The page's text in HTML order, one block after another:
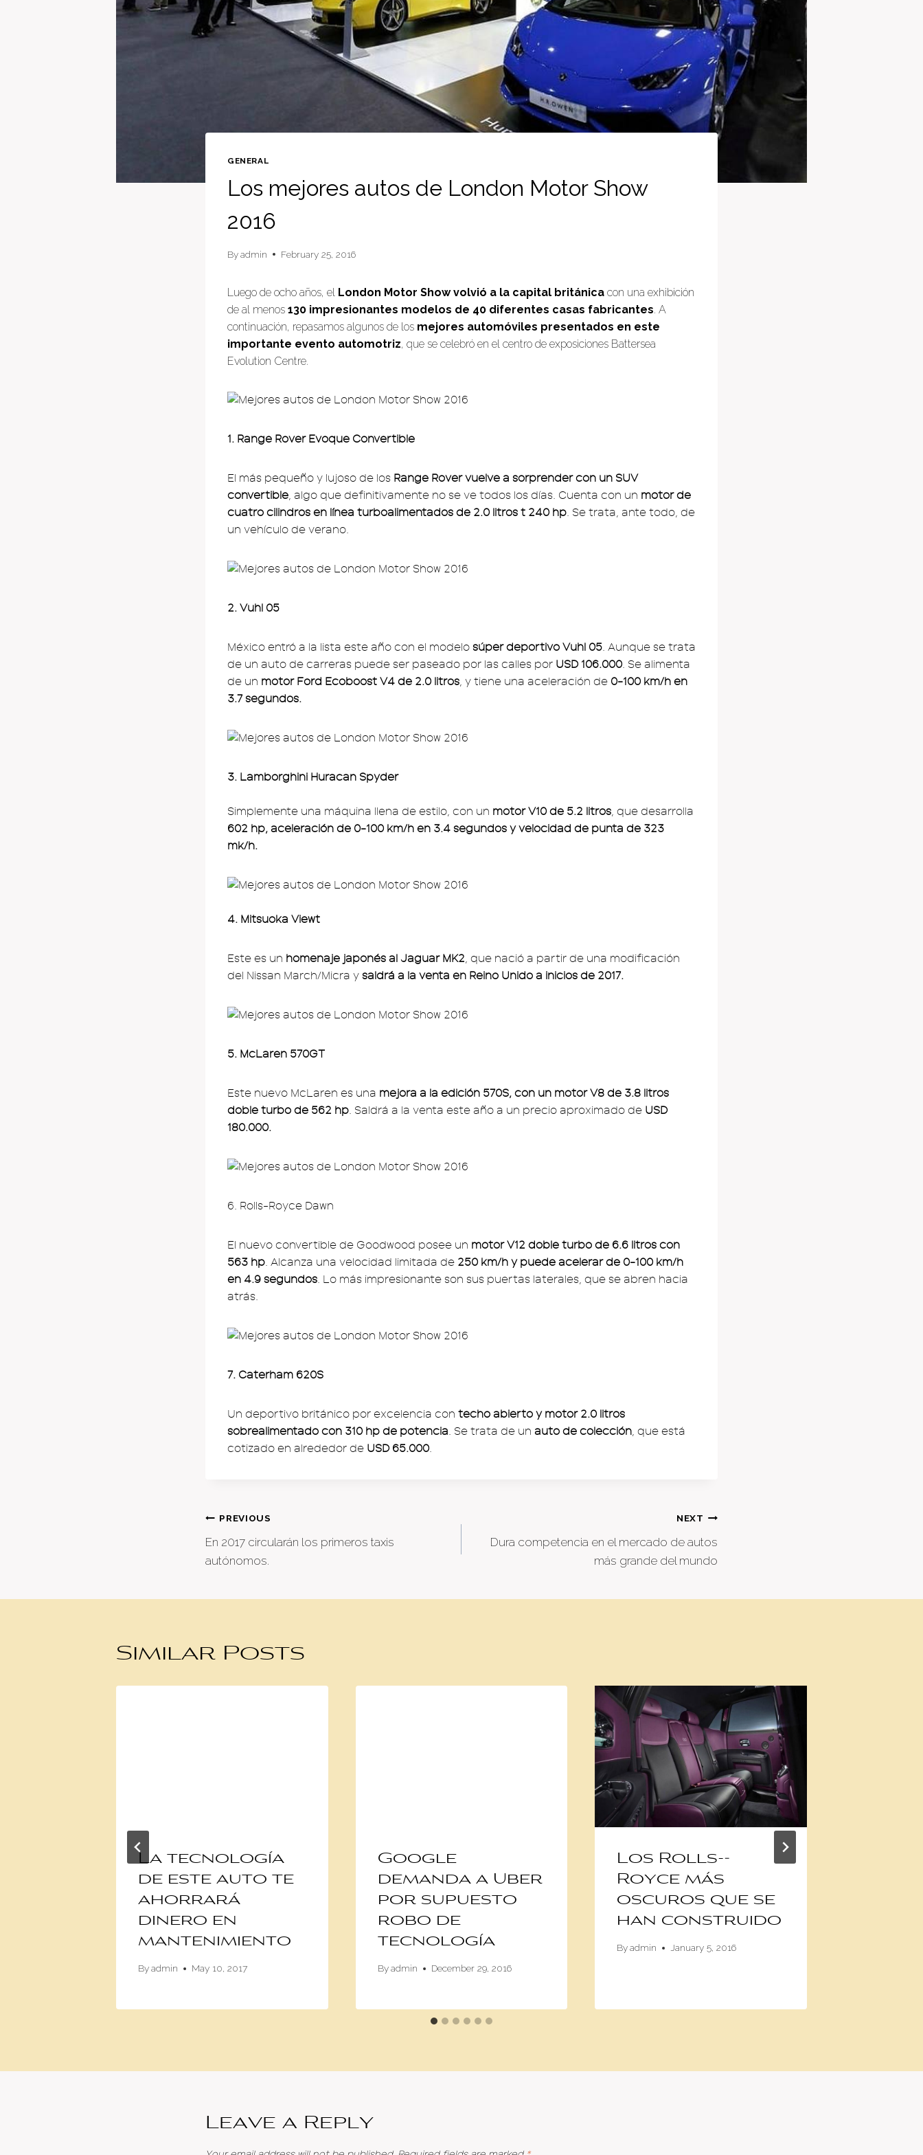
GENERAL
Los mejores autos de London Motor Show
2016
Byadmin February 25, 2016
Luego de ocho años, el London Motor Show volvió a la capital británica con una exhibición
de al menos 130 impresionantes modelos de 40 diferentes casas fabricantes. A
continuación, repasamos algunos de los mejores automóviles presentados en este
importante evento automotriz, que se celebró en el centro de exposiciones Battersea
Evolution Centre.
1. Range Rover Evoque Convertible
El más pequeño y lujoso de los Range Rover vuelve a sorprender con un SUV
convertible, algo que definitivamente no se ve todos los días. Cuenta con un motor de
cuatro cilindros en línea turboalimentados de 2.0 litros t 240 hp. Se trata, ante todo, de
un vehículo de verano.
2. Vuhl 05
México entró a la lista este año con el modelo súper deportivo Vuhl 05. Aunque se trata
de un auto de carreras puede ser paseado por las calles por USD 106.000. Se alimenta
de un motor Ford Ecoboost V4 de 2.0 litros, y tiene una aceleración de 0-100 km/h en
3.7 segundos.
3. Lamborghini Huracan Spyder
Simplemente una máquina llena de estilo, con un motor V10 de 5.2 litros, que desarrolla
602 hp, aceleración de 0-100 km/h en 3.4 segundos y velocidad de punta de 323
mk/h.
4. Mitsuoka Viewt
Este es un homenaje japonés al Jaguar MK2, que nació a partir de una modificación
del Nissan March/Micra y saldrá a la venta en Reino Unido a inicios de 2017.
5. McLaren 570GT
Este nuevo McLaren es una mejora a la edición 570S, con un motor V8 de 3.8 litros
doble turbo de 562 hp. Saldrá a la venta este año a un precio aproximado de USD
180.000.
6. Rolls-Royce Dawn
El nuevo convertible de Goodwood posee un motor V12 doble turbo de 6.6 litros con
563 hp. Alcanza una velocidad limitada de 250 km/h y puede acelerar de 0-100 km/h
en 4.9 segundos. Lo más impresionante son sus puertas laterales, que se abren hacia
atrás.
7. Caterham 620S
Un deportivo británico por excelencia con techo abierto y motor 2.0 litros
sobrealimentado con 310 hp de potencia. Se trata de un auto de colección, que está
cotizado en alrededor de USD 65.000.
Post
navigation
PREVIOUS
En 2017 circularán los primeros taxis
autónomos.
NEXT
Dura competencia en el mercado de autos
más grande del mundo
Similar Posts
La tecnología
de este auto te
ahorrará
dinero en
mantenimiento
Byadmin May 10, 2017
Google
demanda a Uber
por supuesto
robo de
tecnología
By admin December 29, 2016
Los Rolls-­
Royce más
oscuros que se
han construido
By admin January 5, 2016
Leave a Reply